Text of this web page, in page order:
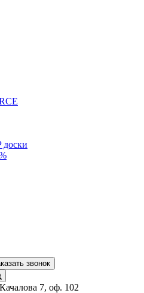
доски
звонок
7, оф. 102